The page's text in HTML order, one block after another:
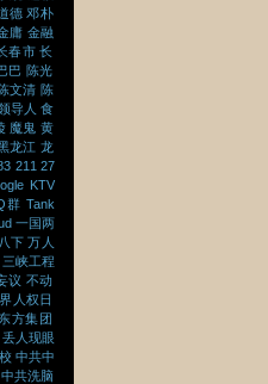
德 邓朴
庸 金融
春市 长
巴 陈光
文清 陈
导人 食
魔鬼 黄
龙江 龙
211 27
KTV
群 Tank
一国两
下 万人
三峡工程
议 不动
人权日
东方集团
丢人现眼
中共中
中共洗脑